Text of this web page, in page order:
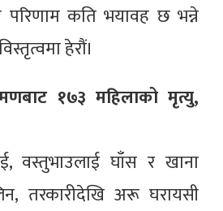
परिणाम कति भयावह छ भन्ने
हेरौं।
१७३ महिलाको मृत्यु,
वस्तुभाउलाई घाँस र खाना
तरकारीदेखि अरू घरायसी